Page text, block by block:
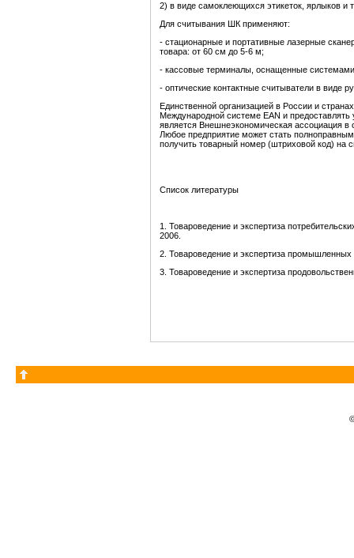
2) в виде самоклеющихся этикеток, ярлыков и
Для считывания ШК применяют:
- стационарные и портативные лазерные
товара: от 60 см до 5-6 м;
- кассовые терминалы, оснащенные
- оптические контактные считыватели в виде
Единственной организацией в России и
Международной системе EAN и
является Внешнеэкономическая ассоциация
Любое предприятие может стать
получить товарный номер (штриховой код) на
Список литературы
1. Товароведение и экспертиза
2006.
2. Товароведение и экспертиза
3. Товароведение и экспертиза